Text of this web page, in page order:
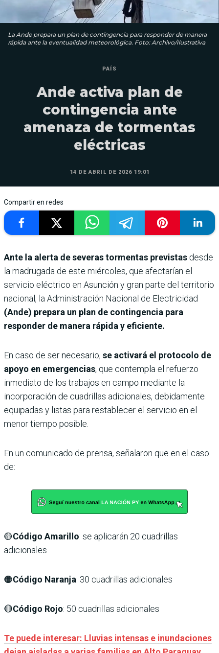
La Ande prepara un plan de contingencia para responder de manera
rápida ante la eventualidad meteorológica. Foto: Archivo/Ilustrativa
PAÍS
Ande activa plan de
contingencia ante
amenaza de tormentas
eléctricas
14 DE ABRIL DE 2026 19:01
Compartir en redes
Ante la alerta de severas tormentas previstas desde
la madrugada de este miércoles, que afectarían el
servicio eléctrico en Asunción y gran parte del territorio
nacional, la Administración Nacional de Electricidad
(Ande) prepara un plan de contingencia para
responder de manera rápida y eficiente.
En caso de ser necesario, se activará el protocolo de
apoyo en emergencias, que contempla el refuerzo
inmediato de los trabajos en campo mediante la
incorporación de cuadrillas adicionales, debidamente
equipadas y listas para restablecer el servicio en el
menor tiempo posible.
En un comunicado de prensa, señalaron que en el caso
de:
🟡Código Amarillo: se aplicarán 20 cuadrillas
adicionales
🟠Código Naranja: 30 cuadrillas adicionales
🔴Código Rojo: 50 cuadrillas adicionales
Te puede interesar: Lluvias intensas e inundaciones